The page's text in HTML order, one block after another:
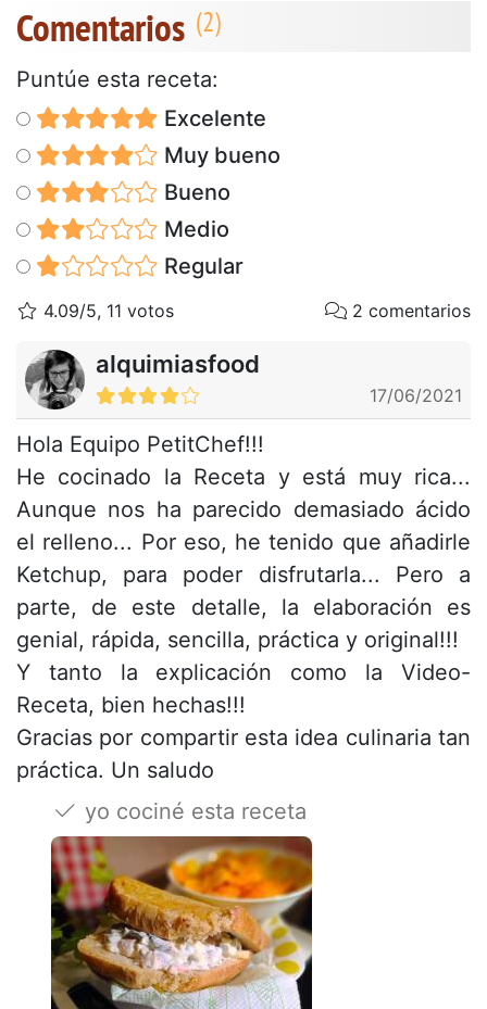
Comentarios
Puntúe esta receta:
Excelente
Muy bueno
Bueno
Medio
Regular
4.09/5, 11 votos 2 comentarios
alquimiasfood
17/06/2021
Hola Equipo PetitChef!!!
He cocinado la Receta y está muy rica...
Aunque nos ha parecido demasiado ácido
el relleno... Por eso, he tenido que añadirle
Ketchup, para poder disfrutarla... Pero a
parte, de este detalle, la elaboración es
genial, rápida, sencilla, práctica y original!!!
Y tanto la explicación como la Video-
Receta, bien hechas!!!
Gracias por compartir esta idea culinaria tan
práctica. Un saludo
yo cociné esta receta